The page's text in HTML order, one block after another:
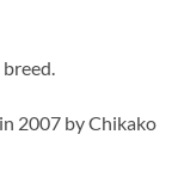
2007 by Chikako